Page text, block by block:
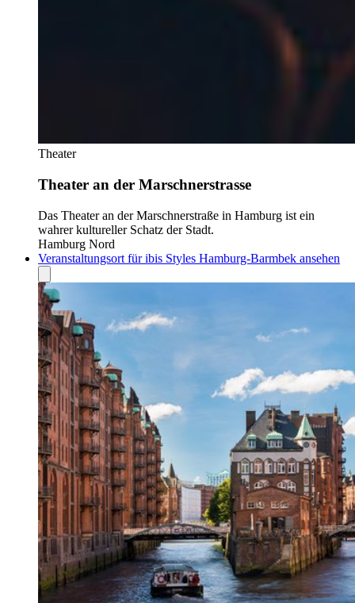
Theater
Theater an der Marschnerstrasse
Das Theater an der Marschnerstraße in Hamburg ist ein
wahrer kultureller Schatz der Stadt.
Hamburg Nord
Veranstaltungsort für ibis Styles Hamburg-Barmbek ansehen